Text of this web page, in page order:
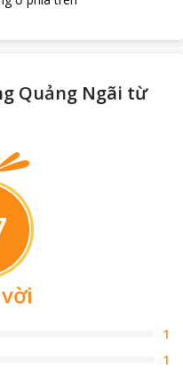
Quảng Ngãi từ
1
1